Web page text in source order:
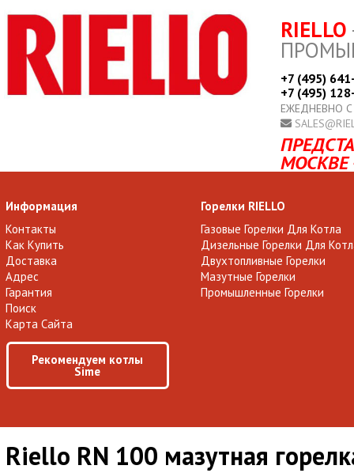
RIELLO
+7 (495)
+7 (495)
ЕЖЕДНЕВНО
МОСКВЕ
Информация
Контакты
Как Купить
Доставка
Адрес
Гарантия
Поиск
Карта Сайта
Рекомендуем котлы
Sime
Горелки RIELLO
Газовые Горелки Для Котла
Дизельные Горелки Для
Двухтопливные Горелки
Мазутные Горелки
Промышленные Горелки
Riello RN 100 мазутная